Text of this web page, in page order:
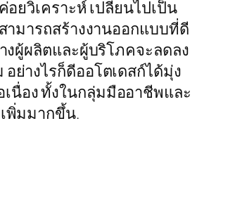
ยวิเคราะห์ เปลี่ยนไปเป็น
ามารถสร้างงานออกแบบที่ดี
ผู้ผลิตและผู้บริโภคจะลดลง
ย่างไรก็ดีออโตเดสก์ได้มุ่ง
นื่อง ทั้งในกลุ่มมืออาชีพและ
พิ่มมากขึ้น.